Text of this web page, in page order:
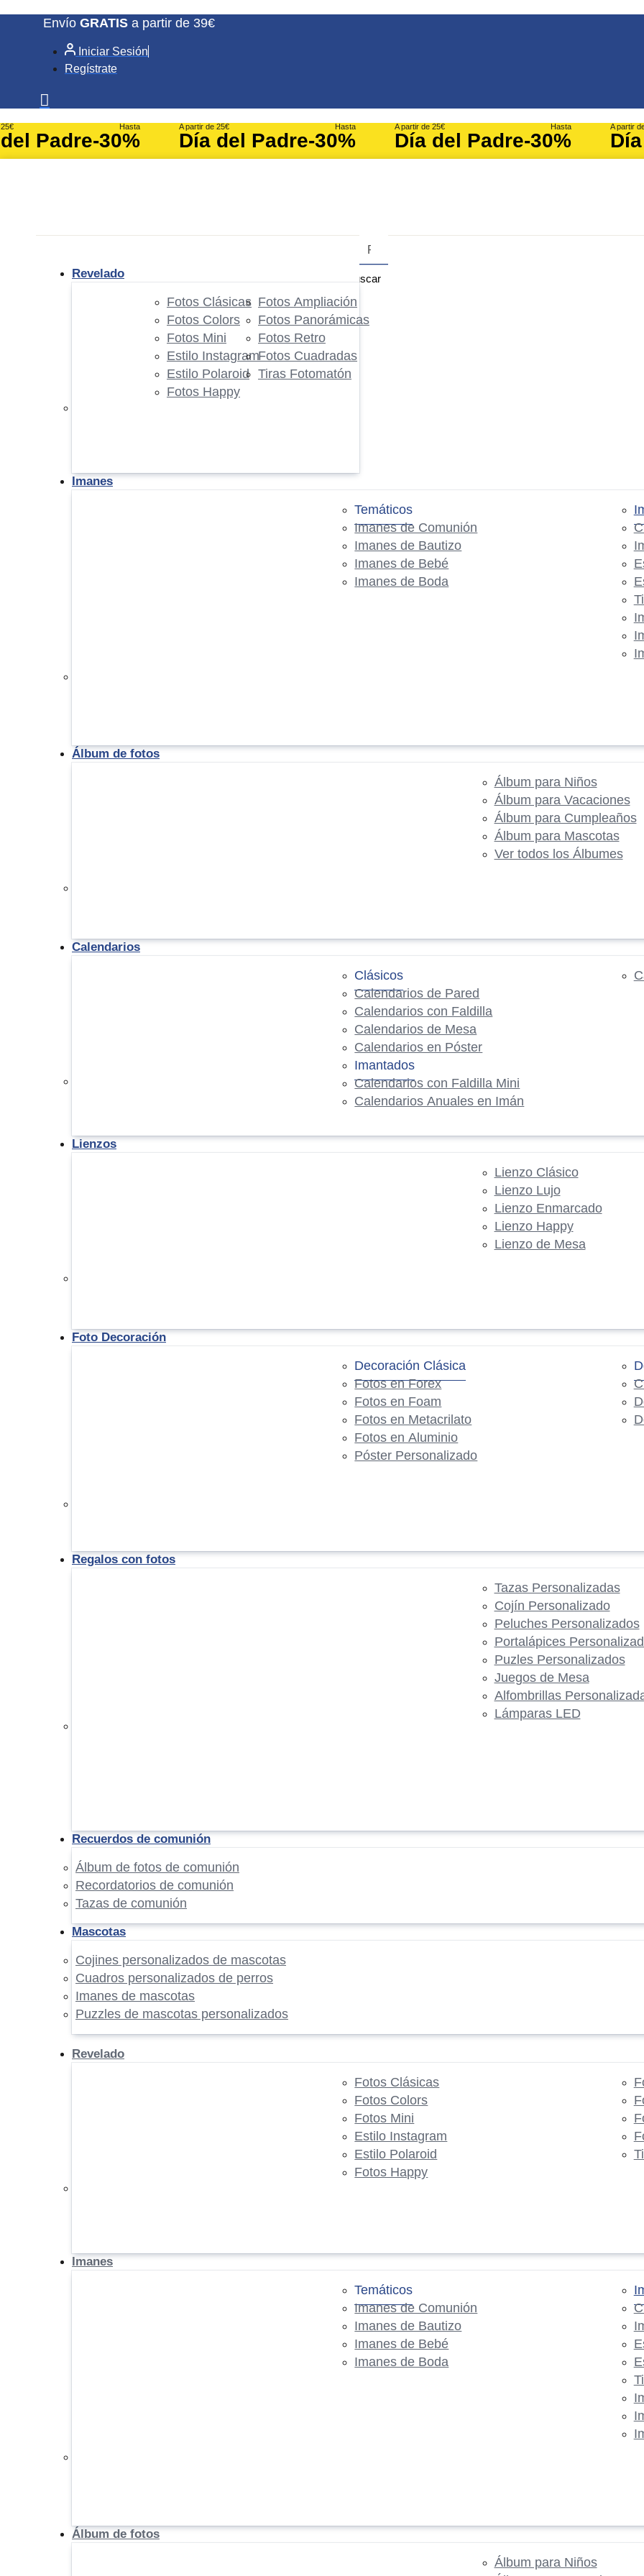
Envío GRATIS a partir de 39€
Iniciar Sesión
Regístrate
Padre
Hasta
-30%
A partir de 25€
Día del Padre
Hasta
-30%
A partir de 25€
Día del Padre
Hasta
-30%
A partir
Buscar
Revelado
Fotos Clásicas
Fotos Colors
Fotos Mini
Estilo Instagram
Estilo Polaroid
Fotos Happy
Fotos Ampliación
Fotos Panorámicas
Fotos Retro
Fotos Cuadradas
Tiras Fotomatón
Imanes
Temáticos
Imanes de Comunión
Imanes de Bautizo
Imanes de Bebé
Imanes de Boda
Álbum de fotos
Álbum para Niños
Álbum para Vacaciones
Álbum para Cumpleaños
Álbum para Mascotas
Ver todos los Álbumes
Calendarios
Clásicos
Calendarios de Pared
Calendarios con Faldilla
Calendarios de Mesa
Calendarios en Póster
Imantados
Calendarios con Faldilla Mini
Calendarios Anuales en Imán
Lienzos
Lienzo Clásico
Lienzo Lujo
Lienzo Enmarcado
Lienzo Happy
Lienzo de Mesa
Foto Decoración
Decoración Clásica
Fotos en Forex
Fotos en Foam
Fotos en Metacrilato
Fotos en Aluminio
Póster Personalizado
Regalos con fotos
Tazas Personalizadas
Cojín Personalizado
Peluches Personalizados
Portalápices
Puzles Personalizados
Juegos de Mesa
Alfombrillas
Lámparas LED
Recuerdos de comunión
Álbum de fotos de comunión
Recordatorios de comunión
Tazas de comunión
Mascotas
Cojines personalizados de mascotas
Cuadros personalizados de perros
Imanes de mascotas
Puzzles de mascotas personalizados
Revelado
Fotos Clásicas
Fotos Colors
Fotos Mini
Estilo Instagram
Estilo Polaroid
Fotos Happy
Imanes
Temáticos
Imanes de Comunión
Imanes de Bautizo
Imanes de Bebé
Imanes de Boda
Álbum de fotos
Álbum para Niños